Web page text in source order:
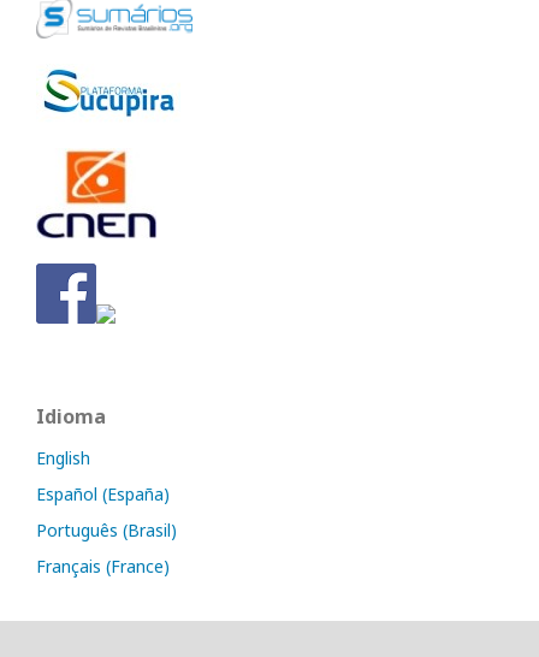
Idioma
English
Español (España)
Português (Brasil)
Français (France)